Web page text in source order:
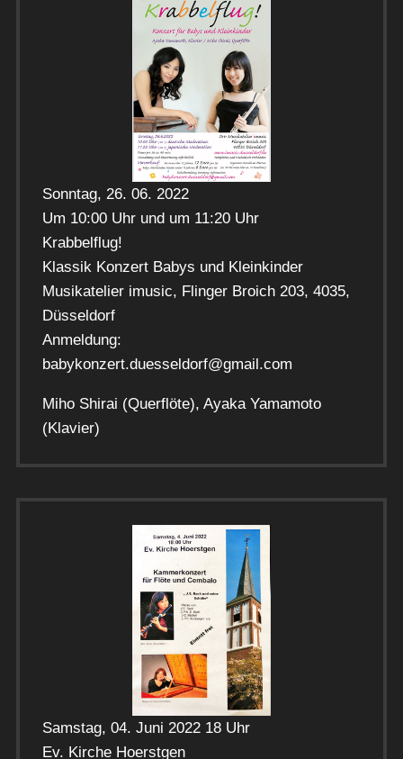
Sonntag, 26. 06. 2022
Um 10:00 Uhr und um 11:20 Uhr
Krabbelflug!
Klassik Konzert Babys und Kleinkinder
Musikatelier imusic, Flinger Broich 203, 4035,
Düsseldorf
Anmeldung:
babykonzert.duesseldorf@gmail.com
Miho Shirai (Querflöte), Ayaka Yamamoto
(Klavier)
Samstag, 04. Juni 2022 18 Uhr
Ev. Kirche Hoerstgen